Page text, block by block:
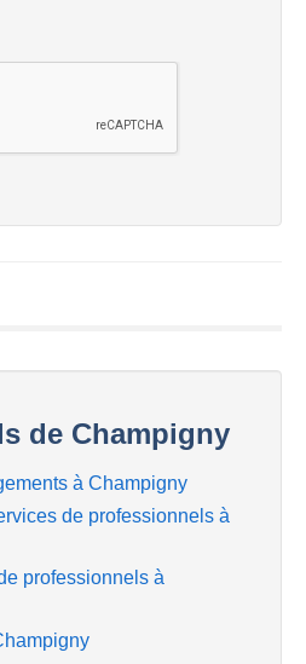
de Champigny
à Champigny
de professionnels à
professionnels à